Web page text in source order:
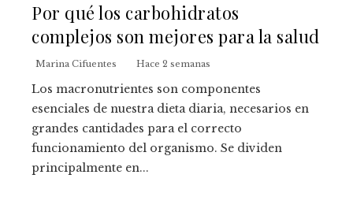
Por qué los carbohidratos
complejos son mejores para la salud
Marina Cifuentes Hace 2 semanas
Los macronutrientes son componentes
esenciales de nuestra dieta diaria, necesarios en
grandes cantidades para el correcto
funcionamiento del organismo. Se dividen
principalmente en...